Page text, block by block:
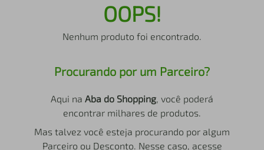
OOPS!
Nenhum produto foi encontrado.
Procurando por um Parceiro?
Aqui na Aba do Shopping, você poderá
encontrar milhares de produtos.
Mas talvez você esteja procurando por algum
Parceiro ou Desconto. Nesse caso, acesse
iphone